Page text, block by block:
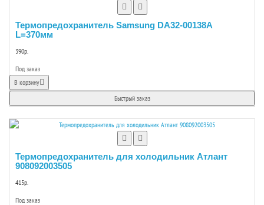
Термопредохранитель Samsung DA32-00138A
L=370мм
390р.
Под заказ
В корзину
Быстрый заказ
Термопредохранитель для холодильник Атлант
908092003505
415р.
Под заказ